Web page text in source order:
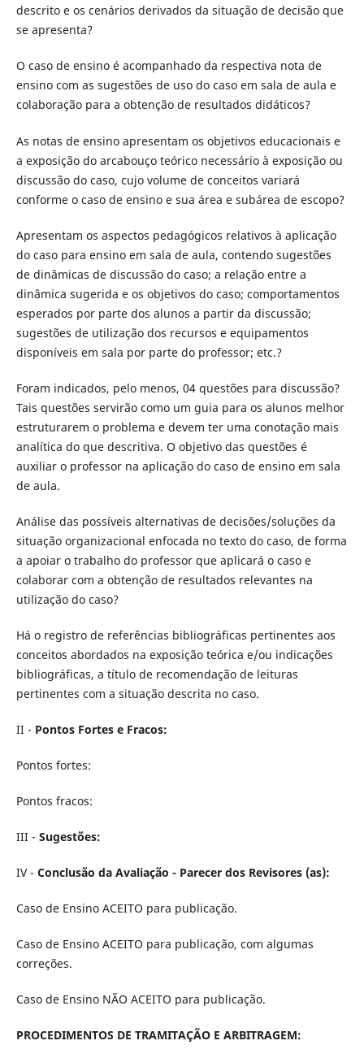
descrito e os cenários derivados da situação de decisão que
se apresenta?
O caso de ensino é acompanhado da respectiva nota de
ensino com as sugestões de uso do caso em sala de aula e
colaboração para a obtenção de resultados didáticos?
As notas de ensino apresentam os objetivos educacionais e
a exposição do arcabouço teórico necessário à exposição ou
discussão do caso, cujo volume de conceitos variará
conforme o caso de ensino e sua área e subárea de escopo?
Apresentam os aspectos pedagógicos relativos à aplicação
do caso para ensino em sala de aula, contendo sugestões
de dinâmicas de discussão do caso; a relação entre a
dinâmica sugerida e os objetivos do caso; comportamentos
esperados por parte dos alunos a partir da discussão;
sugestões de utilização dos recursos e equipamentos
disponíveis em sala por parte do professor; etc.?
Foram indicados, pelo menos, 04 questões para discussão?
Tais questões servirão como um guia para os alunos melhor
estruturarem o problema e devem ter uma conotação mais
analítica do que descritiva. O objetivo das questões é
auxiliar o professor na aplicação do caso de ensino em sala
de aula.
Análise das possíveis alternativas de decisões/soluções da
situação organizacional enfocada no texto do caso, de forma
a apoiar o trabalho do professor que aplicará o caso e
colaborar com a obtenção de resultados relevantes na
utilização do caso?
Há o registro de referências bibliográficas pertinentes aos
conceitos abordados na exposição teórica e/ou indicações
bibliográficas, a título de recomendação de leituras
pertinentes com a situação descrita no caso.
II - Pontos Fortes e Fracos:
Pontos fortes:
Pontos fracos:
III - Sugestões:
IV - Conclusão da Avaliação - Parecer dos Revisores (as):
Caso de Ensino ACEITO para publicação.
Caso de Ensino ACEITO para publicação, com algumas
correções.
Caso de Ensino NÃO ACEITO para publicação.
PROCEDIMENTOS DE TRAMITAÇÃO E ARBITRAGEM: